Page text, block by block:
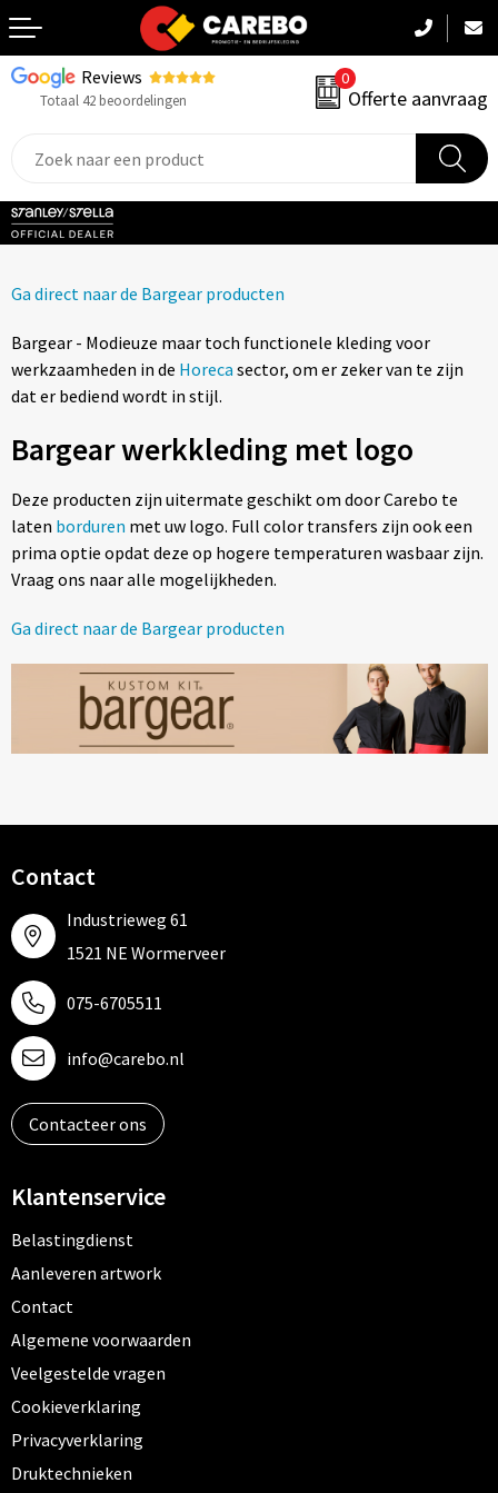
Reviews
Totaal 42 beoordelingen
0
Offerte aanvraag
Terug
Sportkleding
PBM
Caps, Mutsen & Sjaals
Handdoeken & Dekens
Kinderkleding
Tassen
Relatiegeschenken
Stickers
Ga direct naar de Bargear producten
Bargear - Modieuze maar toch functionele kleding voor
werkzaamheden in de Horeca sector, om er zeker van te zijn
dat er bediend wordt in stijl.
Bargear werkkleding met logo
Deze producten zijn uitermate geschikt om door Carebo te
laten borduren met uw logo. Full color transfers zijn ook een
prima optie opdat deze op hogere temperaturen wasbaar zijn.
Vraag ons naar alle mogelijkheden.
Ga direct naar de Bargear producten
Contact
Industrieweg 61
1521 NE Wormerveer
075-6705511
info@carebo.nl
Contacteer ons
Klantenservice
Belastingdienst
Aanleveren artwork
Contact
Algemene voorwaarden
Veelgestelde vragen
Cookieverklaring
Privacyverklaring
Druktechnieken